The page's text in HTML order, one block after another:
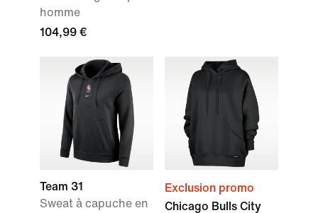
homme
104,99 €
Team 31
Sweat à capuche en
Exclusion promo
Chicago Bulls City